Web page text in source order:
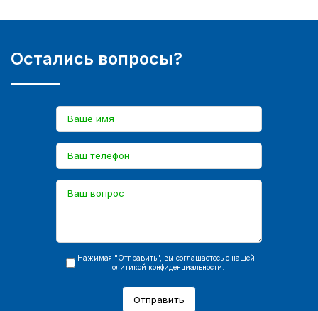
Остались вопросы?
Нажимая "Отправить", вы соглашаетесь с нашей
политикой конфиденциальности
Отправить